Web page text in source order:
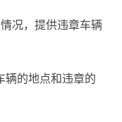
况，提供违章车辆
辆的地点和违章的